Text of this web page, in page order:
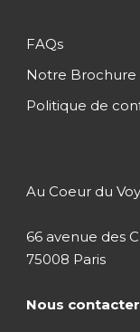
FAQs
Notre Brochure
Politique de
Au Coeur du
66 avenue des
75008 Paris
Nous contacter